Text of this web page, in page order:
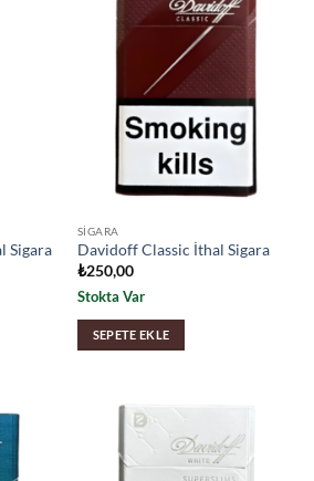
Sigara
SIGARA
Davidoff Classic İthal Sigara
₺250,00
Stokta Var
SEPETE EKLE